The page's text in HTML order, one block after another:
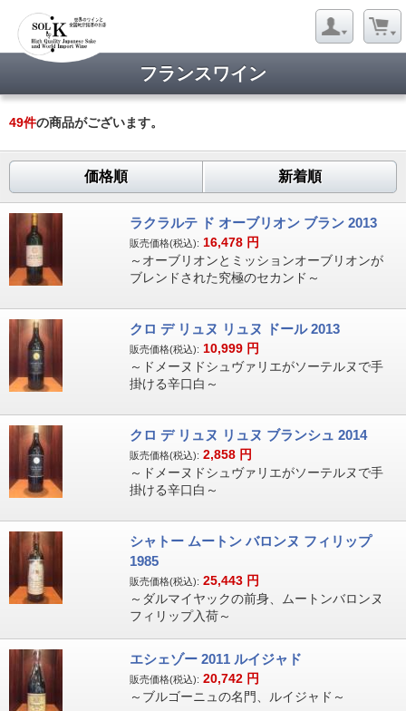
フランスワイン
49件の商品がございます。
価格順 新着順
ラクラルテ ド オーブリオン ブラン 2013
販売価格(税込): 16,478 円
～オーブリオンとミッションオーブリオンが
ブレンドされた究極のセカンド～
クロ デ リュヌ リュヌ ドール 2013
販売価格(税込): 10,999 円
～ドメーヌドシュヴァリエがソーテルヌで手
掛ける辛口白～
クロ デ リュヌ リュヌ ブランシュ 2014
販売価格(税込): 2,858 円
～ドメーヌドシュヴァリエがソーテルヌで手
掛ける辛口白～
シャトー ムートン バロンヌ フィリップ
1985
販売価格(税込): 25,443 円
～ダルマイヤックの前身、ムートンバロンヌ
フィリップ入荷～
エシェゾー 2011 ルイジャド
販売価格(税込): 20,742 円
～ブルゴーニュの名門、ルイジャド～